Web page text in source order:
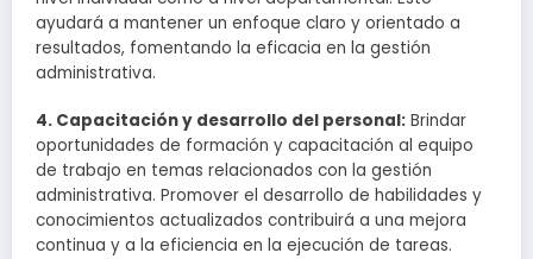
ayudará a mantener un enfoque claro y orientado a
resultados, fomentando la eficacia en la gestión
administrativa.
4. Capacitación y desarrollo del personal: Brindar
oportunidades de formación y capacitación al equipo
de trabajo en temas relacionados con la gestión
administrativa. Promover el desarrollo de habilidades y
conocimientos actualizados contribuirá a una mejora
continua y a la eficiencia en la ejecución de tareas.